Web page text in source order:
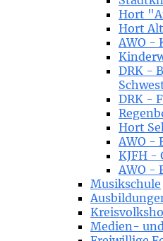
Hort
Hort
AWO -
DRK -
DRK -
Hort
AWO -
KJFH -
AWO -
Musikschule
Medien-